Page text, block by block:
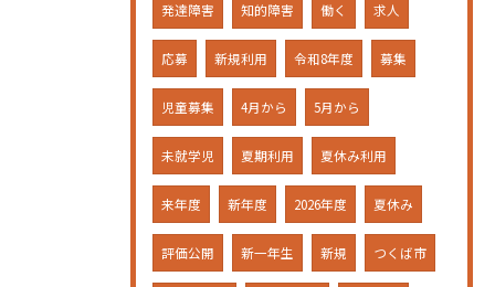
発達障害 知的障害 働く 求人
応募 新規利用 令和8年度 募集
児童募集 4月から 5月から
未就学児 夏期利用 夏休み利用
来年度 新年度 2026年度 夏休み
評価公開 新一年生 新規 つくば市